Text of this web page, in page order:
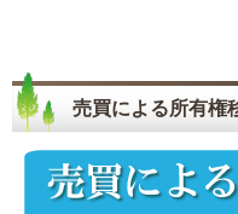
売買による所有権